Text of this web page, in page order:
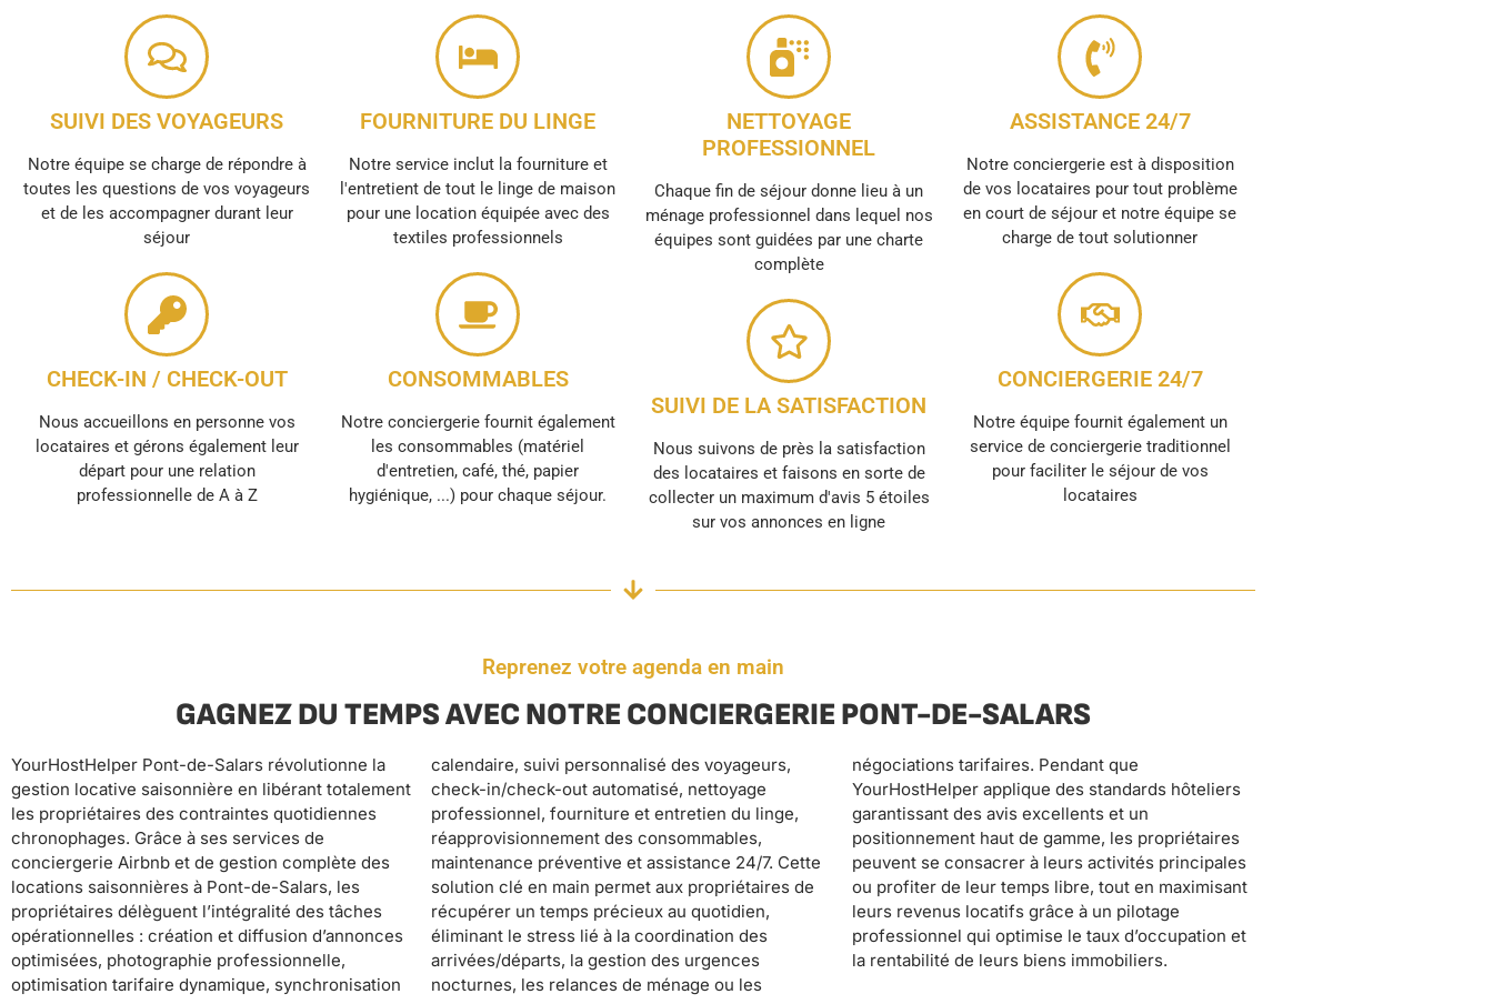
SUIVI DES VOYAGEURS
Notre équipe se charge de répondre à
toutes les questions de vos voyageurs
et de les accompagner durant leur
séjour
CHECK-IN / CHECK-OUT
Nous accueillons en personne vos
locataires et gérons également leur
départ pour une relation
professionnelle de A à Z
FOURNITURE DU LINGE
Notre service inclut la fourniture et
l'entretient de tout le linge de maison
pour une location équipée avec des
textiles professionnels
CONSOMMABLES
Notre conciergerie fournit également
les consommables (matériel
d'entretien, café, thé, papier
hygiénique, ...) pour chaque séjour.
NETTOYAGE
PROFESSIONNEL
Chaque fin de séjour donne lieu à un
ménage professionnel dans lequel nos
équipes sont guidées par une charte
complète
SUIVI DE LA SATISFACTION
Nous suivons de près la satisfaction
des locataires et faisons en sorte de
collecter un maximum d'avis 5 étoiles
sur vos annonces en ligne
ASSISTANCE 24/7
Notre conciergerie est à disposition
de vos locataires pour tout problème
en court de séjour et notre équipe se
charge de tout solutionner
CONCIERGERIE 24/7
Notre équipe fournit également un
service de conciergerie traditionnel
pour faciliter le séjour de vos
locataires
Reprenez votre agenda en main
GAGNEZ DU TEMPS AVEC NOTRE CONCIERGERIE PONT-DE-SALARS
YourHostHelper Pont-de-Salars révolutionne la
gestion locative saisonnière en libérant totalement
les propriétaires des contraintes quotidiennes
chronophages. Grâce à ses services de
conciergerie Airbnb et de gestion complète des
locations saisonnières à Pont-de-Salars, les
propriétaires délèguent l’intégralité des tâches
opérationnelles : création et diffusion d’annonces
optimisées, photographie professionnelle,
optimisation tarifaire dynamique, synchronisation
calendaire, suivi personnalisé des voyageurs,
check-in/check-out automatisé, nettoyage
professionnel, fourniture et entretien du linge,
réapprovisionnement des consommables,
maintenance préventive et assistance 24/7. Cette
solution clé en main permet aux propriétaires de
récupérer un temps précieux au quotidien,
éliminant le stress lié à la coordination des
arrivées/départs, la gestion des urgences
nocturnes, les relances de ménage ou les
négociations tarifaires. Pendant que
YourHostHelper applique des standards hôteliers
garantissant des avis excellents et un
positionnement haut de gamme, les propriétaires
peuvent se consacrer à leurs activités principales
ou profiter de leur temps libre, tout en maximisant
leurs revenus locatifs grâce à un pilotage
professionnel qui optimise le taux d’occupation et
la rentabilité de leurs biens immobiliers.